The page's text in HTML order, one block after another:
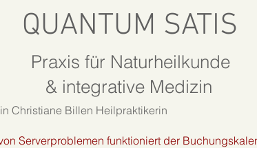
QUANTUM SATIS
Praxis für Naturheilkunde
& integrative Medizin
Christiane Billen Heilpraktikerin
Serverproblemen funktioniert der